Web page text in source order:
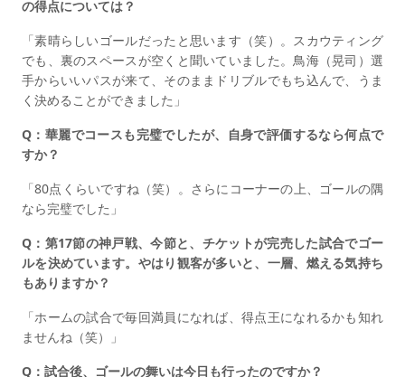
の得点については？
「素晴らしいゴールだったと思います（笑）。スカウティング
でも、裏のスペースが空くと聞いていました。鳥海（晃司）選
手からいいパスが来て、そのままドリブルでもち込んで、うま
く決めることができました」
Q：華麗でコースも完璧でしたが、自身で評価するなら何点で
すか？
「80点くらいですね（笑）。さらにコーナーの上、ゴールの隅
なら完璧でした」
Q：第17節の神戸戦、今節と、チケットが完売した試合でゴー
ルを決めています。やはり観客が多いと、一層、燃える気持ち
もありますか？
「ホームの試合で毎回満員になれば、得点王になれるかも知れ
ませんね（笑）」
Q：試合後、ゴールの舞いは今日も行ったのですか？